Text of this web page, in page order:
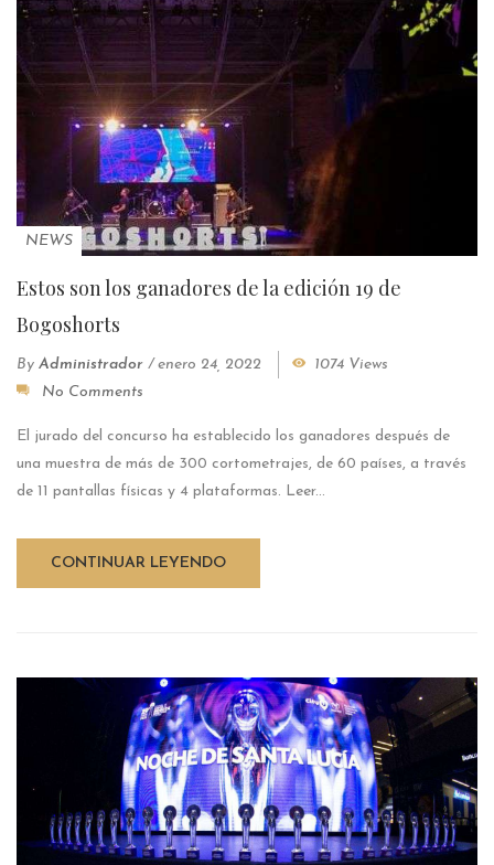
NEWS
Estos son los ganadores de la edición 19 de
Bogoshorts
By Administrador / enero 24, 2022
1074 Views
No Comments
El jurado del concurso ha establecido los ganadores después de
una muestra de más de 300 cortometrajes, de 60 países, a través
de 11 pantallas físicas y 4 plataformas. Leer...
CONTINUAR LEYENDO